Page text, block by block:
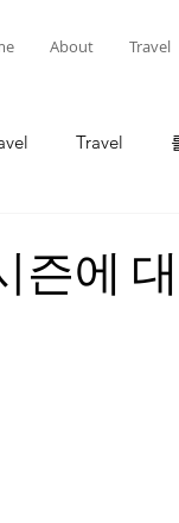
About Travel
Travel
즌에